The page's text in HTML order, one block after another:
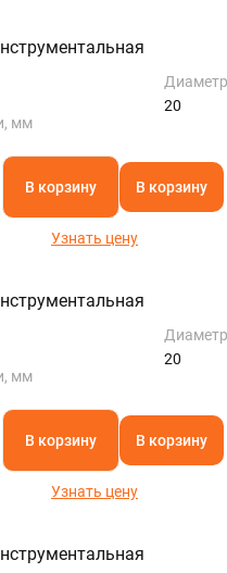
20
мм
В корзину В корзину
Узнать цену
20
мм
В корзину В корзину
Узнать цену